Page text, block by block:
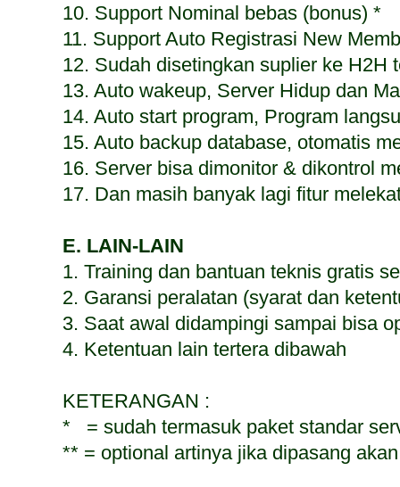
10. Support Nominal bebas (bonus) *
11. Support Auto Registrasi New
12. Sudah disetingkan suplier ke H2H
13. Auto wakeup, Server Hidup dan
14. Auto start program, Program
15. Auto backup database, otomatis
16. Server bisa dimonitor & dikontrol
17. Dan masih banyak lagi fitur
E. LAIN-LAIN
1. Training dan bantuan teknis gratis
2. Garansi peralatan (syarat dan
3. Saat awal didampingi sampai bisa
4. Ketentuan lain tertera dibawah
KETERANGAN :
* = sudah termasuk paket standar
** = optional artinya jika dipasang